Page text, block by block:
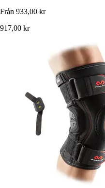
Från 933,00 kr
917,00 kr